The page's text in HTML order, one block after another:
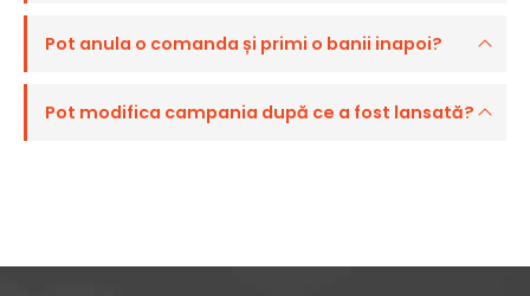
Pot anula o comanda și primi o banii inapoi?
Pot modifica campania după ce a fost lansată?